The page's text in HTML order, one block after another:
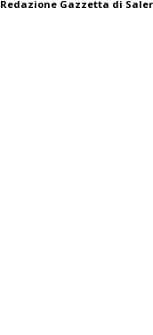
Redazione Gazzetta di